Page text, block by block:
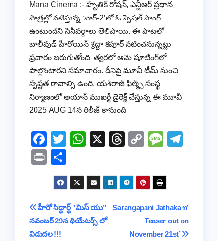
Mana Cinema :- హృతిక్ రోషన్, ఎన్టీఆర్ ప్రధాన
పాత్రల్లో నటిస్తున్న ‘వార్-2’లో ఓ స్పెషల్ సాంగ్
ఉంటుందని సినీవర్గాలు తెలిపాయి. ఈ పాటలో
బాలీవుడ్ హీరోయిన్ శ్రద్ధా కపూర్ నటించనున్నట్లు
ప్రచారం జరుగుతోంది. త్వరలో ఆమె షూటింగ్‌లో
పాల్గొంటారని సమాచారం. దీనిపై మూవీ టీమ్ నుంచి
స్పష్టత రావాల్సి ఉంది. యశ్‌రాజ్ ఫిల్మ్స్ సంస్థ
నిర్మాణంలో అయాన్ ముఖర్జీ డైరెక్ట్ చేస్తున్న ఈ మూవీ
2025 AUG 14న రిలీజ్ కానుంది.
F
a
c
e
b
o
o
T
er
W
s
A
p
X
T
a
C
y
Li
n
k
M
a
g
e
a
m
Pr
in h
ar
e
Post
navigation
Sarangapani Jathakam’
Teaser out on
November 21st’
హీరో సిద్ధార్థ్ ”మిస్ యు”
నవంబర్ 29న థియేటర్స్ లో
విడుదల !!!